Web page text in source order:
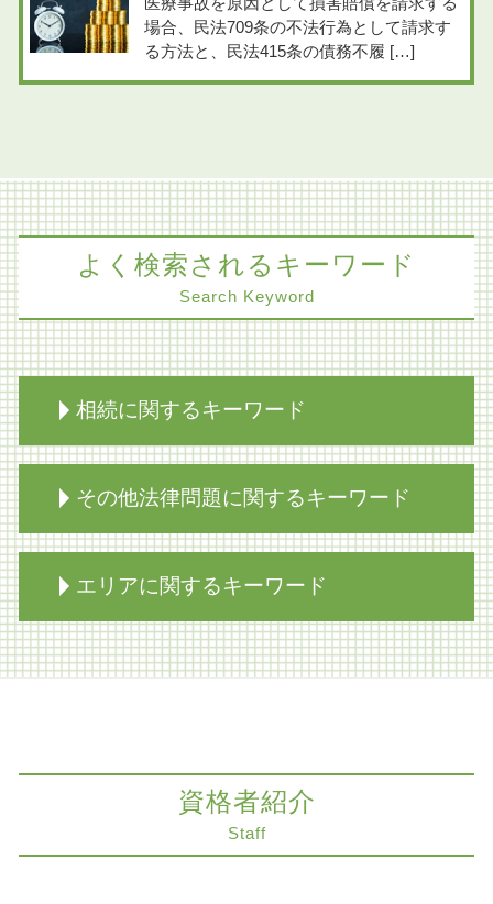
場合、民法709条の不法行為として請求す
る方法と、民法415条の債務不履 […]
よく検索されるキーワード
Search Keyword
相続に関するキーワード
限定承認 弁護士
相続 生前対策 相談
遺留分 法定相続分 違い
限定承認 あとから
家族信託 認知症
限定承認 費用 弁護士
相続人 連絡 取れない
相続放棄必要書類 裁判所
家族信託とは 不動産
その他法律問題に関するキーワード
医療過誤訴訟
カルテ 削除請求
出産 事故
カルテ 開示 拒否
知財紛争 とは
エリアに関するキーワード
生前対策 神戸市 弁護士
不動産トラブル 大阪市 弁護士
組織再編 神戸市 弁護士
医療過誤訴訟 解決 大阪市 弁護士
労働問題 奈良市 弁護士
資格者紹介
Staff